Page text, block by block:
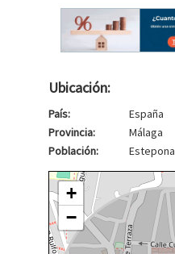
Ubicación:
País:
España
Provincia:
Málaga
Población:
Estepona
+
−